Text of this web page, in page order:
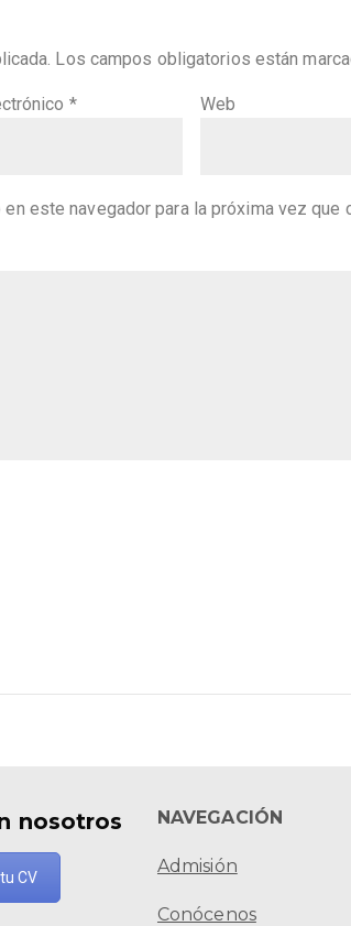
Los campos obligatorios están
* Web
este navegador para la próxima vez que
nosotros
CV
NAVEGACIÓN
Admisión
Conócenos